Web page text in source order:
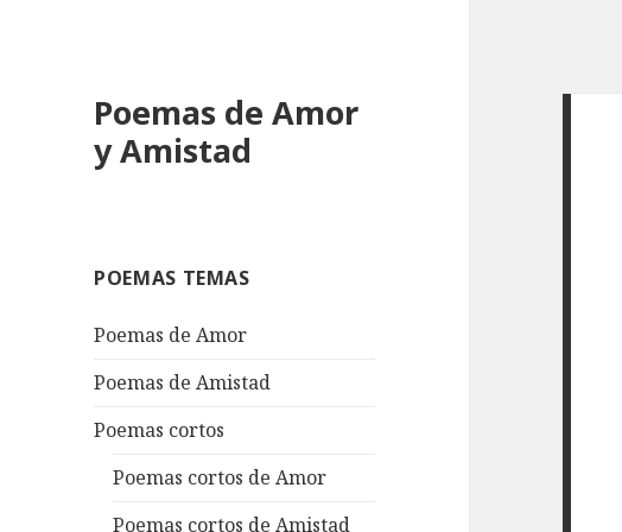
Poemas de Amor
y Amistad
POEMAS TEMAS
Poemas de Amor
Poemas de Amistad
Poemas cortos
Poemas cortos de Amor
Poemas cortos de Amistad